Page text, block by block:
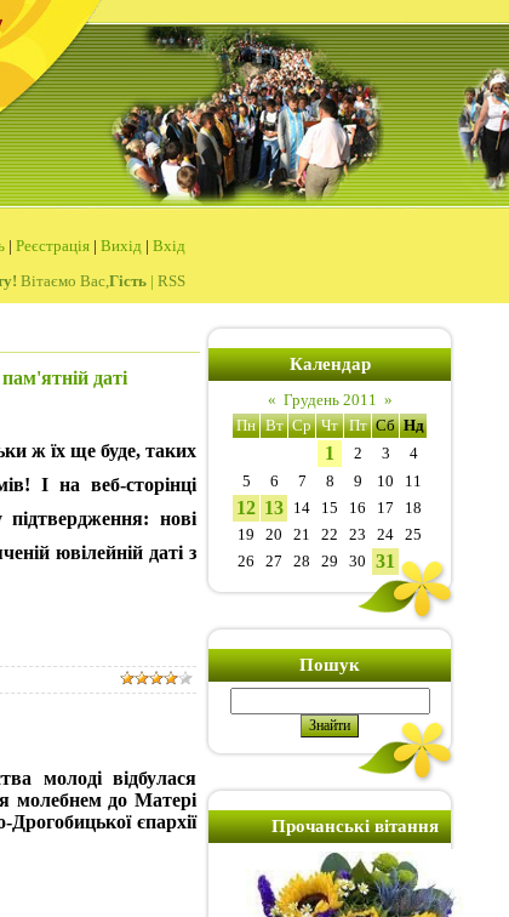
| Реєстрація | Вихід | Вхід
Вітаємо Вас, Гість | RSS
даті
ж їх ще буде, таких
І на веб-сторінці
нові
ювілейній даті з
молоді відбулася
молебнем до Матері
єпархії
Календар
« Грудень 2011 »
Пн Вт Ср Чт Пт Сб Нд
1 2 3
4
5
6 7 8 9 10 11
12 13 14 15 16 17
18
19
20 21 22 23 24 25
26
27 28 29 30 31
Пошук
Прочанські вітання